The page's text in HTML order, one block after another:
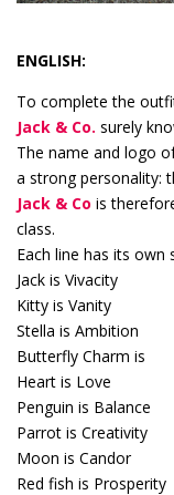
ENGLISH:
To complete the
Jack & Co. surely
The name and logo
a strong personality:
Jack & Co is
class.
Each line has its own
Jack is Vivacity
Kitty is Vanity
Stella is Ambition
Butterfly Charm is
Heart is Love
Penguin is Balance
Parrot is Creativity
Moon is Candor
Red fish is Prosperity